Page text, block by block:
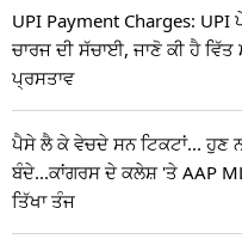
UPI Payment Charges:
ਚਾਰਜ ਦੀ ਸੱਚਾਈ, ਜਾਣੋ ਕੀ ਹੈ ਵਿੱਤ
ਪ੍ਰਸਤਾਵ
ਪੈਸੇ ਲੈ ਕੇ ਵੇਚਦੇ ਸਨ ਟਿਕਟਾਂ... ਹੁਣ
ਬੰਦੇ...ਕਾਂਗਰਸ ਦੇ ਕਲੇਸ਼ 'ਤੇ AAP
ਤਿੱਖਾ ਤੰਜ